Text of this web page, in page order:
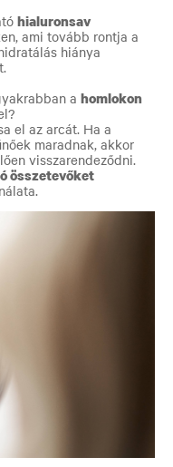
hialuronsav
ami tovább rontja a
hiánya
a homlokon
el az arcát. Ha a
maradnak, akkor
visszarendeződni.
összetevőket